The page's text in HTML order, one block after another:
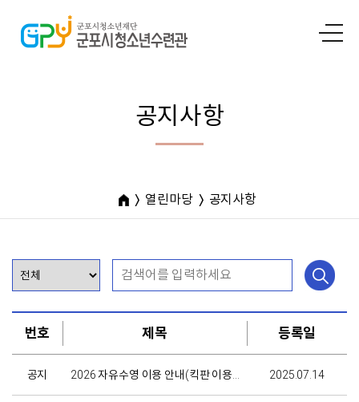
공지사항
열린마당 공지사항
번호 제목 등록일
공지 2026 자유수영 이용 안내(킥판 이용여부) 2025.07.14